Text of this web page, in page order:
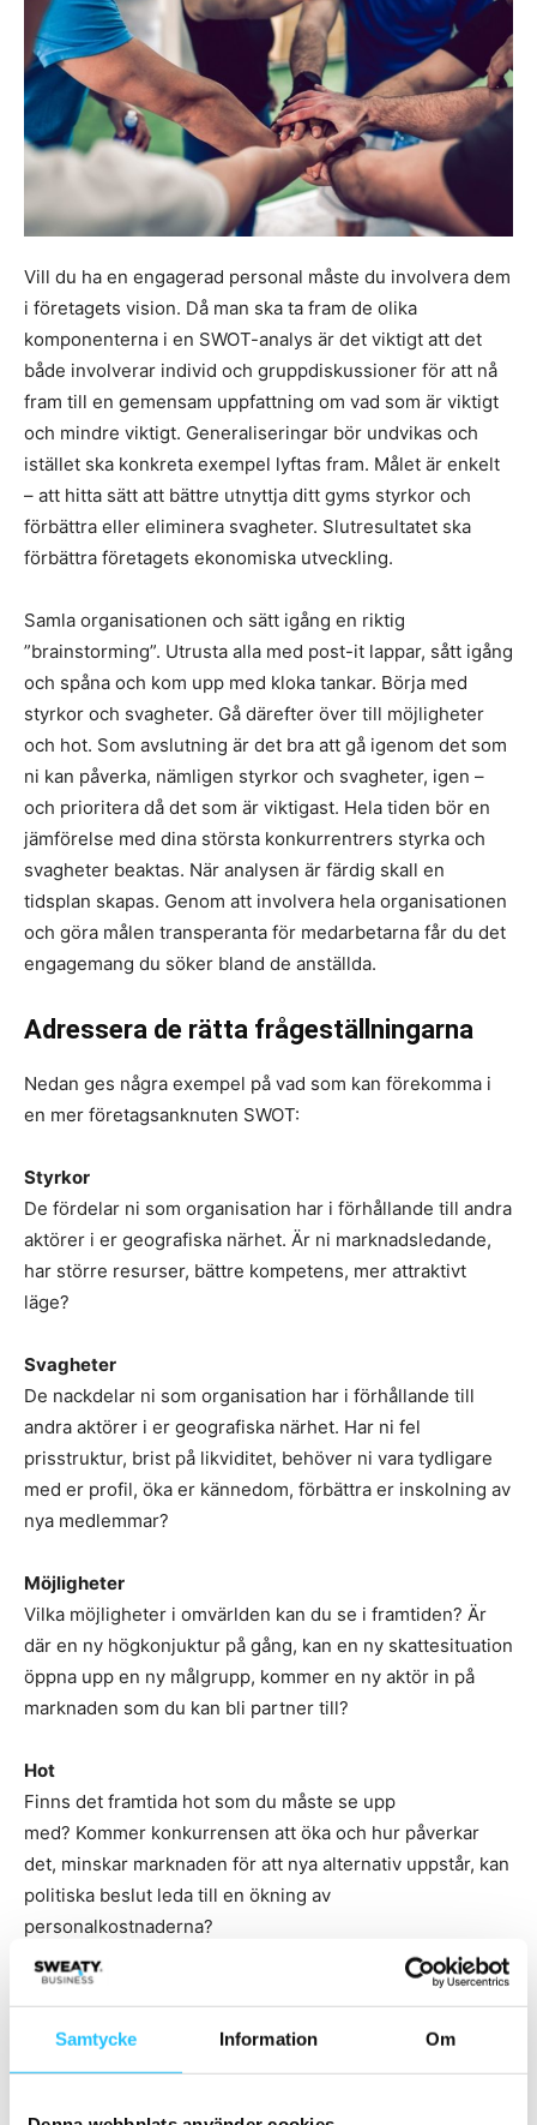
Samtycke Information Om
Vill du ha en engagerad personal måste du involvera dem
i företagets vision. Då man ska ta fram de olika
komponenterna i en SWOT-analys är det viktigt att det
både involverar individ och gruppdiskussioner för att nå
fram till en gemensam uppfattning om vad som är viktigt
och mindre viktigt. Generaliseringar bör undvikas och
istället ska konkreta exempel lyftas fram. Målet är enkelt
– att hitta sätt att bättre utnyttja ditt gyms styrkor och
förbättra eller eliminera svagheter. Slutresultatet ska
förbättra företagets ekonomiska utveckling.
Samla organisationen och sätt igång en riktig
”brainstorming”. Utrusta alla med post-it lappar, sått igång
och spåna och kom upp med kloka tankar. Börja med
styrkor och svagheter. Gå därefter över till möjligheter
och hot. Som avslutning är det bra att gå igenom det som
ni kan påverka, nämligen styrkor och svagheter, igen –
och prioritera då det som är viktigast. Hela tiden bör en
jämförelse med dina största konkurrentrers styrka och
svagheter beaktas. När analysen är färdig skall en
tidsplan skapas. Genom att involvera hela organisationen
och göra målen transperanta för medarbetarna får du det
engagemang du söker bland de anställda.
Adressera de rätta frågeställningarna
Nedan ges några exempel på vad som kan förekomma i
en mer företagsanknuten SWOT:
Styrkor
De fördelar ni som organisation har i förhållande till andra
aktörer i er geografiska närhet. Är ni marknadsledande,
har större resurser, bättre kompetens, mer attraktivt
läge?
Svagheter
De nackdelar ni som organisation har i förhållande till
andra aktörer i er geografiska närhet. Har ni fel
prisstruktur, brist på likviditet, behöver ni vara tydligare
med er profil, öka er kännedom, förbättra er inskolning av
nya medlemmar?
Möjligheter
Vilka möjligheter i omvärlden kan du se i framtiden? Är
där en ny högkonjuktur på gång, kan en ny skattesituation
öppna upp en ny målgrupp, kommer en ny aktör in på
marknaden som du kan bli partner till?
Hot
Finns det framtida hot som du måste se upp
med? Kommer konkurrensen att öka och hur påverkar
det, minskar marknaden för att nya alternativ uppstår, kan
politiska beslut leda till en ökning av
personalkostnaderna?
Resultatet av er SWOT-analys ska leda till en tydlig
möjligheter.